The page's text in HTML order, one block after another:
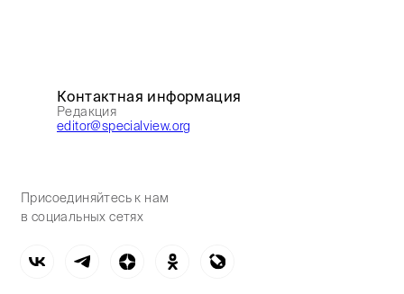
Контактная информация
Редакция
editor@specialview.org
Присоединяйтесь к нам
в социальных сетях